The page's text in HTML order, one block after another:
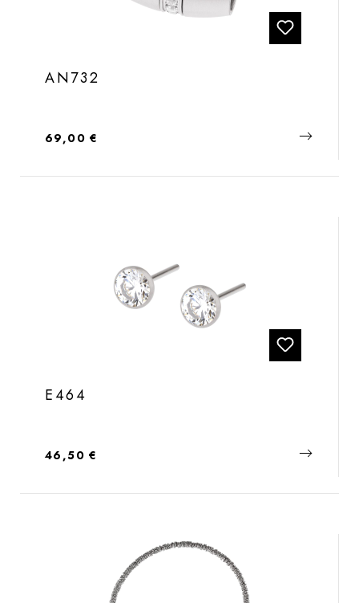
AN732
Regulärer Preis:
69,00 €
E464
Regulärer Preis:
46,50 €